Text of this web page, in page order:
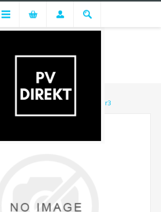
Huawei SUN2000-8KTL-M1 - Lager3